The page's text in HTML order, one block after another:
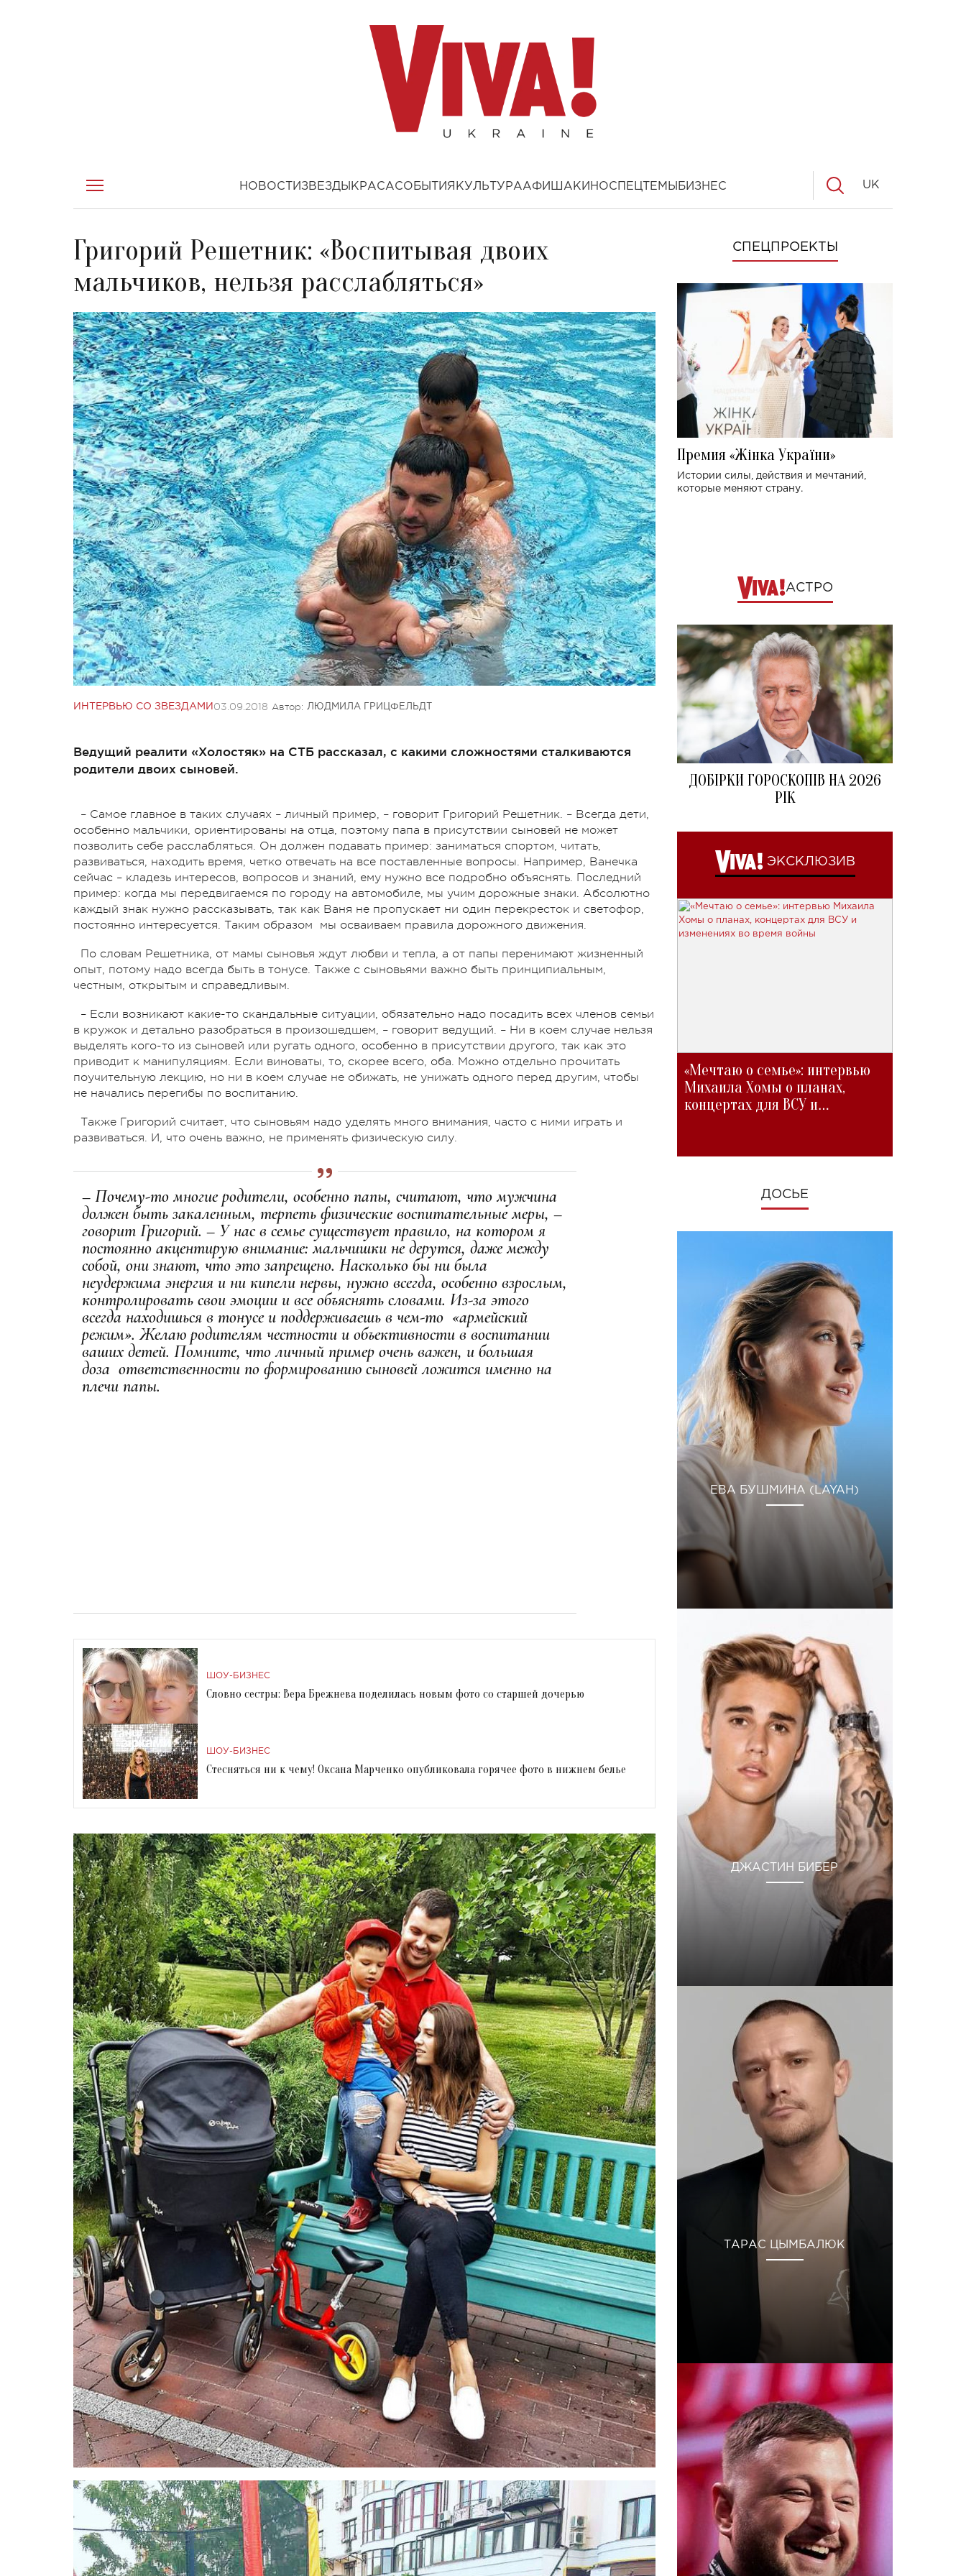
НОВОСТИ ЗВЕЗДЫ КРАСАСОБЫТИЯ КУЛЬТУРААФИША КИНОСПЕЦТЕМЫ БИЗНЕС UK
Григорий Решетник: «Воспитывая двоих
мальчиков, нельзя расслабляться»
ИНТЕРВЬЮ СО ЗВЕЗДАМИ 03.09.2018 Автор: ЛЮДМИЛА ГРИЦФЕЛЬДТ
Ведущий реалити «Холостяк» на СТБ рассказал, с какими сложностями сталкиваются
родители двоих сыновей.
– Самое главное в таких случаях – личный пример, – говорит Григорий Решетник. – Всегда дети,
особенно мальчики, ориентированы на отца, поэтому папа в присутствии сыновей не может
позволить себе расслабляться. Он должен подавать пример: заниматься спортом, читать,
развиваться, находить время, четко отвечать на все поставленные вопросы. Например, Ванечка
сейчас – кладезь интересов, вопросов и знаний, ему нужно все подробно объяснять. Последний
пример: когда мы передвигаемся по городу на автомобиле, мы учим дорожные знаки. Абсолютно
каждый знак нужно рассказывать, так как Ваня не пропускает ни один перекресток и светофор,
постоянно интересуется. Таким образом мы осваиваем правила дорожного движения.
По словам Решетника, от мамы сыновья ждут любви и тепла, а от папы перенимают жизненный
опыт, потому надо всегда быть в тонусе. Также с сыновьями важно быть принципиальным,
честным, открытым и справедливым.
– Если возникают какие-то скандальные ситуации, обязательно надо посадить всех членов семьи
в кружок и детально разобраться в произошедшем, – говорит ведущий. – Ни в коем случае нельзя
выделять кого-то из сыновей или ругать одного, особенно в присутствии другого, так как это
приводит к манипуляциям. Если виноваты, то, скорее всего, оба. Можно отдельно прочитать
поучительную лекцию, но ни в коем случае не обижать, не унижать одного перед другим, чтобы
не начались перегибы по воспитанию.
Также Григорий считает, что сыновьям надо уделять много внимания, часто с ними играть и
развиваться. И, что очень важно, не применять физическую силу.
– Почему-то многие родители, особенно папы, считают, что мужчина
должен быть закаленным, терпеть физические воспитательные меры, –
говорит Григорий. – У нас в семье существует правило, на котором я
постоянно акцентирую внимание: мальчишки не дерутся, даже между
собой, они знают, что это запрещено. Насколько бы ни была
неудержима энергия и ни кипели нервы, нужно всегда, особенно взрослым,
контролировать свои эмоции и все объяснять словами. Из-за этого
всегда находишься в тонусе и поддерживаешь в чем-то «армейский
режим». Желаю родителям честности и объективности в воспитании
ваших детей. Помните, что личный пример очень важен, и большая
доза ответственности по формированию сыновей ложится именно на
плечи папы.
ШОУ-БИЗНЕС
Словно сестры: Вера Брежнева поделилась новым фото со старшей дочерью
ШОУ-БИЗНЕС
Стесняться ни к чему! Оксана Марченко опубликовала горячее фото в нижнем белье
СПЕЦПРОЕКТЫ
Премия «Жінка України»
Истории силы, действия и мечтаний,
которые меняют страну.
АСТРО
ДОБІРКИ ГОРОСКОПІВ НА 2026
РІК
ЭКСКЛЮЗИВ
«Мечтаю о семье»: интервью
Михаила Хомы о планах,
концертах для ВСУ и
ДОСЬЕ
ЕВА БУШМИНА (LAYAH)
ДЖАСТИН БИБЕР
ТАРАС ЦЫМБАЛЮК